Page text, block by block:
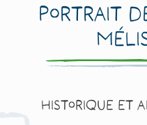
Portrait
Historique et